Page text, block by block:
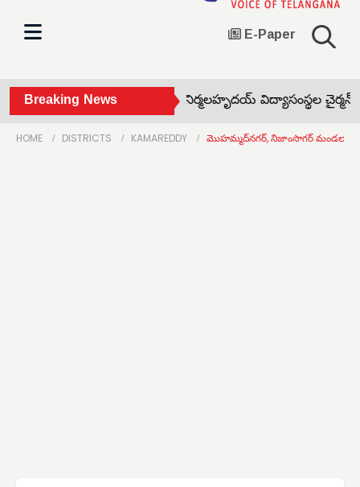
E-Paper
Breaking News
జూరాల గేట్లు మూసివేత! • నిర్మలహృదయ్ విద్యాసంస్థల చైర్మన్
HOME DISTRICTS KAMAREDDY మొహమ్మద్‌నగర్, నిజాంసాగర్ మండలాల్లో